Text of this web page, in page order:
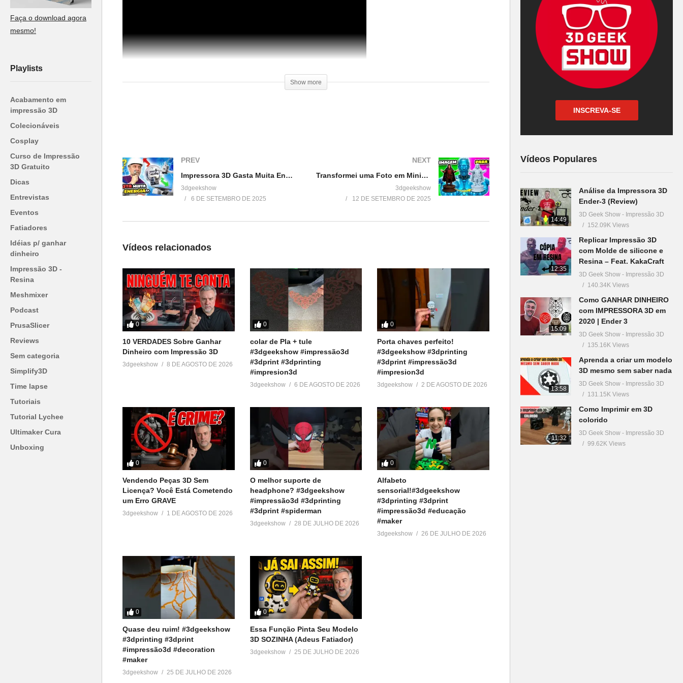
Faça o download agora
mesmo!
Playlists
Acabamento em
impressão 3D
Colecionáveis
Cosplay
Curso de Impressão
3D Gratuito
Dicas
Entrevistas
Eventos
Fatiadores
Idéias p/ ganhar
dinheiro
Impressão 3D -
Resina
Meshmixer
Podcast
PrusaSlicer
Reviews
Sem categoria
Simplify3D
Time lapse
Tutoriais
Tutorial Lychee
Ultimaker Cura
Unboxing
Relacionado
Show more
PREV
Impressora 3D Gasta Muita Energia? Teste Real com a Bambu Lab A1 Mini!
3dgeekshow
6 DE SETEMBRO DE 2025
NEXT
Transformei uma Foto em Miniatura 3D (Sem Saber Modelar!) – Hitem3D
3dgeekshow
12 DE SETEMBRO DE 2025
Vídeos relacionados
0
10 VERDADES Sobre Ganhar
Dinheiro com Impressão 3D
3dgeekshow 8 DE AGOSTO DE 2026
0
colar de Pla + tule
#3dgeekshow #impressão3d
#3dprint #3dprinting
#impresion3d
3dgeekshow 6 DE AGOSTO DE 2026
0
Porta chaves perfeito!
#3dgeekshow #3dprinting
#3dprint #impressão3d
#impresion3d
3dgeekshow 2 DE AGOSTO DE 2026
0
Vendendo Peças 3D Sem
Licença? Você Está Cometendo
um Erro GRAVE
3dgeekshow 1 DE AGOSTO DE 2026
0
O melhor suporte de
headphone? #3dgeekshow
#impressão3d #3dprinting
#3dprint #spiderman
3dgeekshow 28 DE JULHO DE 2026
0
Alfabeto
sensorial!#3dgeekshow
#3dprinting #3dprint
#impressão3d #educação
#maker
3dgeekshow 26 DE JULHO DE 2026
0
Quase deu ruim! #3dgeekshow
#3dprinting #3dprint
#impressão3d #decoration
#maker
3dgeekshow 25 DE JULHO DE 2026
0
Essa Função Pinta Seu Modelo
3D SOZINHA (Adeus Fatiador)
3dgeekshow 25 DE JULHO DE 2026
INSCREVA-SE
Vídeos Populares
14:49
Análise da Impressora 3D
Ender-3 (Review)
3D Geek Show - Impressão 3D
152.09K Views
12:35
Replicar Impressão 3D
com Molde de silicone e
Resina – Feat. KakaCraft
3D Geek Show - Impressão 3D
140.34K Views
15:09
Como GANHAR DINHEIRO
com IMPRESSORA 3D em
2020 | Ender 3
3D Geek Show - Impressão 3D
135.16K Views
13:58
Aprenda a criar um modelo
3D mesmo sem saber nada
3D Geek Show - Impressão 3D
131.15K Views
11:32
Como Imprimir em 3D
colorido
3D Geek Show - Impressão 3D
99.62K Views